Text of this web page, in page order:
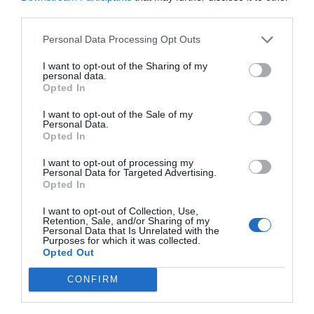
Personal Data Processing Opt Outs
I want to opt-out of the Sharing of my
personal data.
Opted In
I want to opt-out of the Sale of my
Personal Data.
Opted In
I want to opt-out of processing my
Personal Data for Targeted Advertising.
Opted In
I want to opt-out of Collection, Use,
Retention, Sale, and/or Sharing of my
Personal Data that Is Unrelated with the
Purposes for which it was collected.
Opted Out
CONFIRM